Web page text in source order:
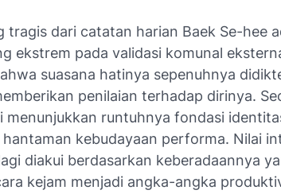
tragis dari catatan harian Baek Se-hee
ekstrem pada validasi komunal
suasana hatinya sepenuhnya
penilaian terhadap dirinya.
menunjukkan runtuhnya fondasi
kebudayaan performa. Nilai
diakui berdasarkan keberadaannya
kejam menjadi angka-angka